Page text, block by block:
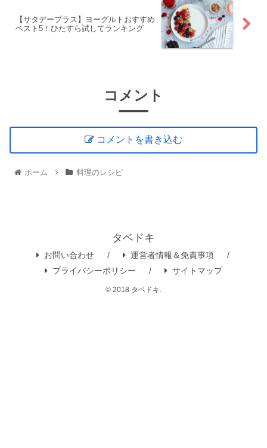
【サタデープラス】ヨーグルトおすすめ
ベスト5！ひたすら試してランキング
コメント
コメントを書き込む
ホーム 料理のレシピ
タベドキ
お問い合わせ
運営者情報＆免責事項
プライバシーポリシー
サイトマップ
© 2018 タベドキ.